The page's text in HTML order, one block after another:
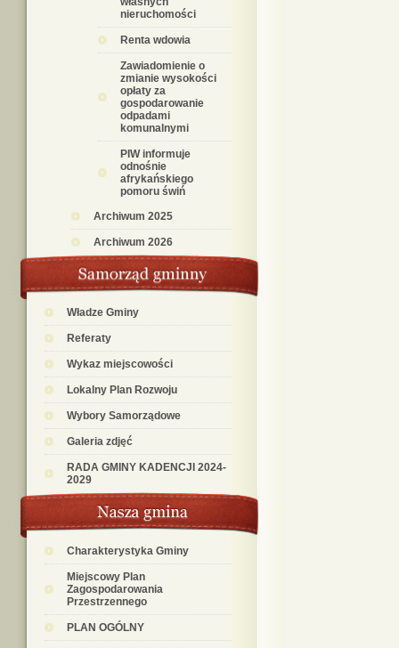
nieruchomości
Renta wdowia
Zawiadomienie o
zmianie wysokości
opłaty za
gospodarowanie
odpadami
komunalnymi
PIW informuje
odnośnie
afrykańskiego
pomoru świń
Archiwum 2025
Archiwum 2026
Władze Gminy
Referaty
Wykaz miejscowości
Lokalny Plan Rozwoju
Wybory Samorządowe
Galeria zdjęć
RADA GMINY KADENCJI 2024-
2029
Charakterystyka Gminy
Miejscowy Plan
Zagospodarowania
Przestrzennego
PLAN OGÓLNY